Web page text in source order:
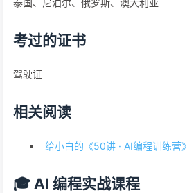
考过的证书
驾驶证
相关阅读
给小白的《50讲 · AI编程训练营》
🎓 AI 编程实战课程